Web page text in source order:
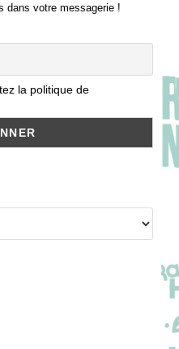
dans votre messagerie !
la politique de